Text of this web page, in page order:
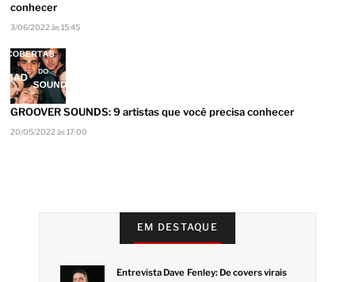
conhecer
3/06/2022 às 15:45
GROOVER SOUNDS: 9 artistas que você precisa conhecer
20/05/2022 às 17:00
EM DESTAQUE
Entrevista Dave Fenley: De covers virais